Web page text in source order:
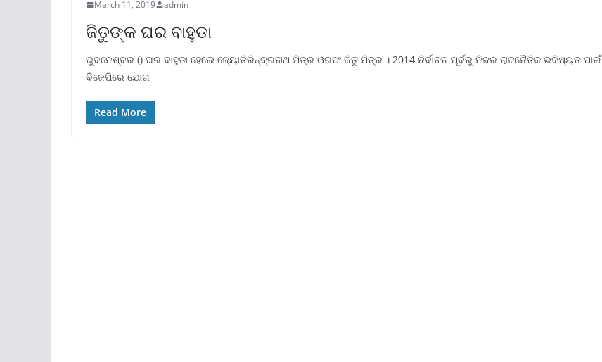
March 11, 2019 admin
ଜିତୁଙ୍କ ଘର ବାହୁଡା
ଭୁବନେଶ୍ବର () ଘର ବାହୁଡା ହେଲେ ଜ୍ୟୋତିରିନ୍ଦ୍ରନାଥ ମିତ୍ର ଓରଫ ଜିତୁ ମିତ୍ର । 2014 ନିର୍ବାଚନ ପୂର୍ବରୁ ନିଜର ରାଜନୈତିକ ଭବିଷ୍ୟତ ପାଇଁ
ବିଜେପିରେ ଯୋଗ
Read More